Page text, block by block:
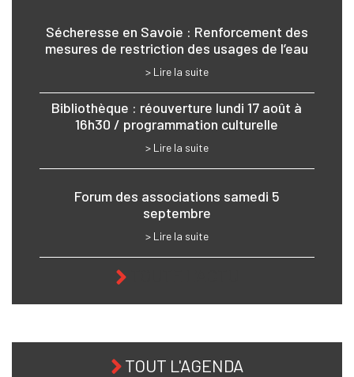
Sécheresse en Savoie : Renforcement des
mesures de restriction des usages de l’eau
> Lire la suite
Bibliothèque : réouverture lundi 17 août à
16h30 / programmation culturelle
> Lire la suite
Forum des associations samedi 5
septembre
> Lire la suite
TOUT L'AGENDA